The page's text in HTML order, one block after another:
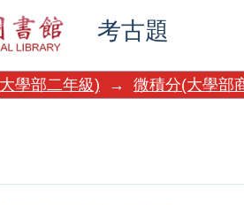
考古題
學部二年級) → 微積分(大學部